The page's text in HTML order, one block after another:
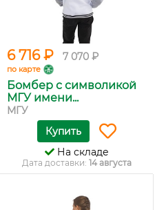
6 716 ₽ 7 070 ₽
по карте
Бомбер с символикой
МГУ имени...
МГУ
Купить
На складе
Дата доставки: 14 августа